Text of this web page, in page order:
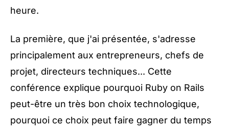
heure.
La première, que j'ai présentée, s'adresse
principalement aux entrepreneurs, chefs de
projet, directeurs techniques... Cette
conférence explique pourquoi Ruby on Rails
peut-être un très bon choix technologique,
pourquoi ce choix peut faire gagner du temps